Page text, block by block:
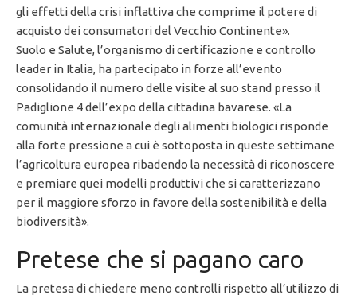
gli effetti della crisi inflattiva che comprime il potere di
acquisto dei consumatori del Vecchio Continente».
Suolo e Salute, l’organismo di certificazione e controllo
leader in Italia, ha partecipato in forze all’evento
consolidando il numero delle visite al suo stand presso il
Padiglione 4 dell’expo della cittadina bavarese. «La
comunità internazionale degli alimenti biologici risponde
alla forte pressione a cui è sottoposta in queste settimane
l’agricoltura europea ribadendo la necessità di riconoscere
e premiare quei modelli produttivi che si caratterizzano
per il maggiore sforzo in favore della sostenibilità e della
biodiversità».
Pretese che si pagano caro
La pretesa di chiedere meno controlli rispetto all’utilizzo di